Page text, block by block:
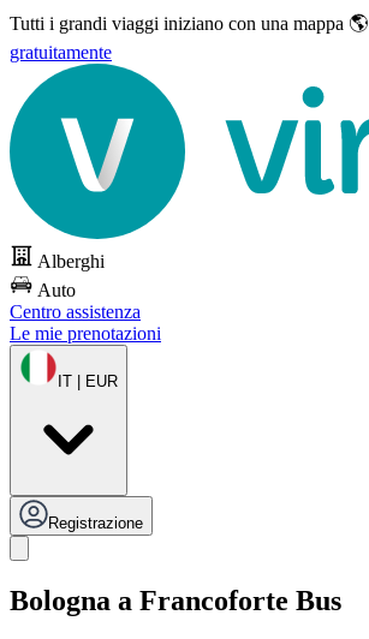
Tutti i grandi viaggi iniziano con una mappa 🌎
gratuitamente
Alberghi
Auto
Centro assistenza
Le mie prenotazioni
IT | EUR
Registrazione
Bologna a Francoforte Bus